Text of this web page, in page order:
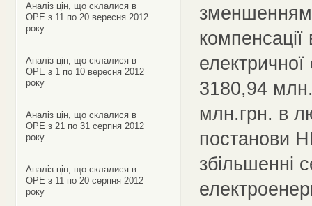
Аналіз цін, що склалися в
ОРЕ з 11 по 20 вересня 2012
року
Аналіз цін, що склалися в
ОРЕ з 1 по 10 вересня 2012
року
Аналіз цін, що склалися в
ОРЕ з 21 по 31 серпня 2012
року
Аналіз цін, що склалися в
ОРЕ з 11 по 20 серпня 2012
року
зменшенням
компенсації
3180,94
млн.грн. в
постанови
збільшенні